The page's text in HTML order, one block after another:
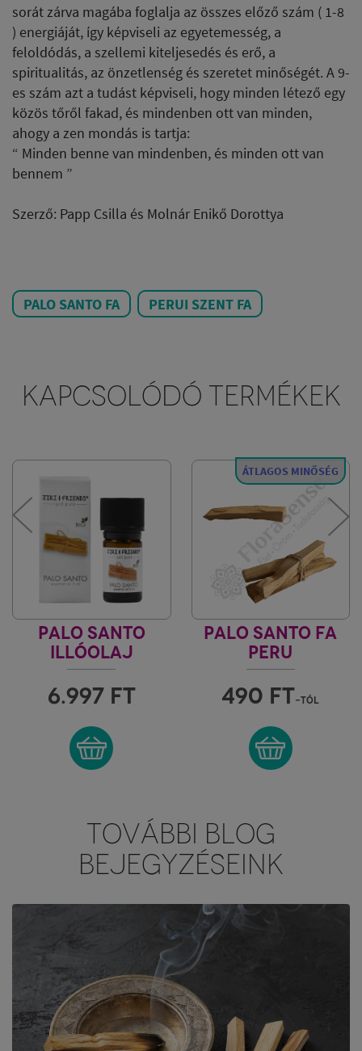
sorát zárva magába foglalja az összes előző szám ( 1-8
) energiáját, így képviseli az egyetemesség, a
feloldódás, a szellemi kiteljesedés és erő, a
spiritualitás, az önzetlenség és szeretet minőségét. A 9-
es szám azt a tudást képviseli, hogy minden létező egy
közös tőről fakad, és mindenben ott van minden,
ahogy a zen mondás is tartja:
“ Minden benne van mindenben, és minden ott van
bennem ”
Szerző: Papp Csilla és Molnár Enikő Dorottya
PALO SANTO FA PERUI SZENT FA
KAPCSOLÓDÓ TERMÉKEK
PALO SANTO
ILLÓOLAJ
JIRI & FRIENDS
6.997 FT
ÁTLAGOS MINŐSÉG
PALO SANTO FA
PERU
490 FT-tól
TOVÁBBI BLOG
BEJEGYZÉSEINK